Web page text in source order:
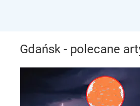
Gdańsk - polecane